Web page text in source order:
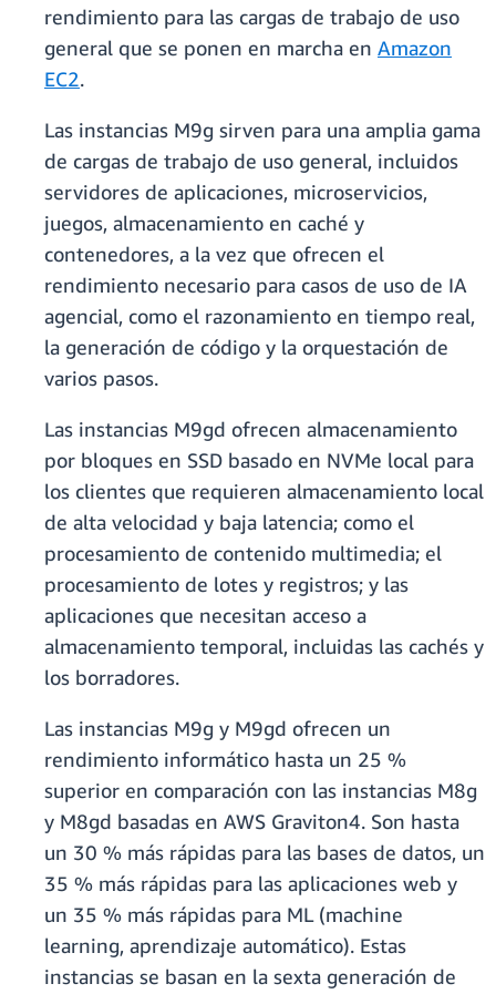
rendimiento para las cargas de trabajo de uso
general que se ponen en marcha en Amazon
EC2.
​Las instancias M9g sirven para una amplia gama
de cargas de trabajo de uso general, incluidos
servidores de aplicaciones, microservicios,
juegos, almacenamiento en caché y
contenedores, a la vez que ofrecen el
rendimiento necesario para casos de uso de IA
agencial, como el razonamiento en tiempo real,
la generación de código y la orquestación de
varios pasos.
​Las instancias M9gd ofrecen almacenamiento
por bloques en SSD basado en NVMe local para
los clientes que requieren almacenamiento local
de alta velocidad y baja latencia; como el
procesamiento de contenido multimedia; el
procesamiento de lotes y registros; y las
aplicaciones que necesitan acceso a
almacenamiento temporal, incluidas las cachés y
los borradores.
​​​Las instancias M9g y M9gd ofrecen un
rendimiento informático hasta un 25 %
superior en comparación con las instancias M8g
y M8gd basadas en AWS Graviton4. Son hasta
un 30 % más rápidas para las bases de datos, un
35 % más rápidas para las aplicaciones web y
un 35 % más rápidas para ML (machine
learning, aprendizaje automático). Estas
instancias se basan en la sexta generación de